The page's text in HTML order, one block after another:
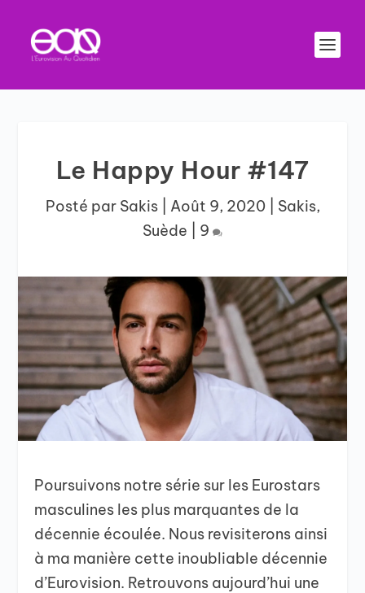
Le Happy Hour #147
Posté par Sakis| Août 9, 2020| Sakis,
Suède
9
Poursuivons notre série sur les Eurostars
masculines les plus marquantes de la
décennie écoulée. Nous revisiterons ainsi
à ma manière cette inoubliable décennie
d’Eurovision. Retrouvons aujourd’hui une